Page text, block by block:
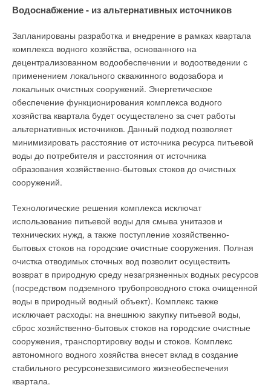
Водоснабжение - из альтернативных источников
Запланированы разработка и внедрение в рамках квартала
комплекса водного хозяйства, основанного на
децентрализованном водообеспечении и водоотведении с
применением локального скважинного водозабора и
локальных очистных сооружений. Энергетическое
обеспечение функционирования комплекса водного
хозяйства квартала будет осуществлено за счет работы
альтернативных источников. Данный подход позволяет
минимизировать расстояние от источника ресурса питьевой
воды до потребителя и расстояния от источника
образования хозяйственно-бытовых стоков до очистных
сооружений.
Технологические решения комплекса исключат
использование питьевой воды для смыва унитазов и
технических нужд, а также поступление хозяйственно-
бытовых стоков на городские очистные сооружения. Полная
очистка отводимых сточных вод позволит осуществить
возврат в природную среду незагрязненных водных ресурсов
(посредством подземного трубопроводного стока очищенной
воды в природный водный объект). Комплекс также
исключает расходы: на внешнюю закупку питьевой воды,
сброс хозяйственно-бытовых стоков на городские очистные
сооружения, транспортировку воды и стоков. Комплекс
автономного водного хозяйства внесет вклад в создание
стабильного ресурсонезависимого жизнеобеспечения
квартала.